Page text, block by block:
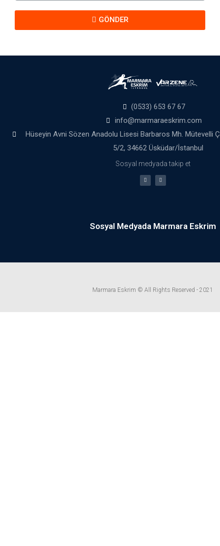
GÖNDER
(0533) 653 67 67
info@marmaraeskrim.com
Hüseyin Avni Sözen Anadolu Lisesi Barbaros Mh. Mütevelli
5/2, 34662 Üsküdar/İstanbul
Sosyal medyada takip et
Sosyal Medyada Marmara Eskrim
Marmara Eskrim © All Rights Reserved - 2021